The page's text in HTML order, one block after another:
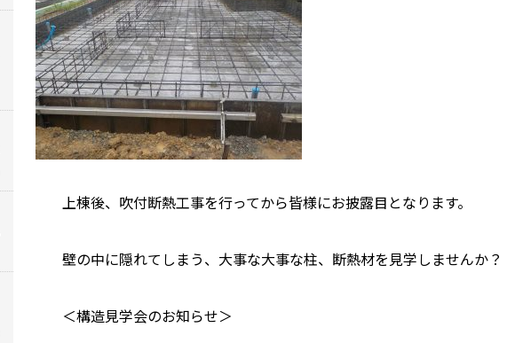
上棟後、吹付断熱工事を行ってから皆様にお披露目となります。
壁の中に隠れてしまう、大事な大事な柱、断熱材を見学しませんか？
＜構造見学会のお知らせ＞